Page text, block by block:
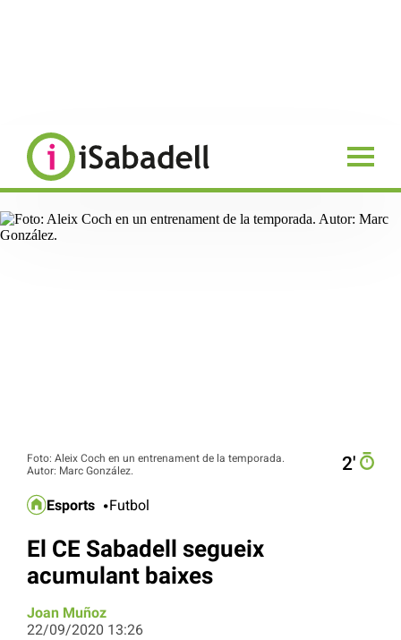
Foto: Aleix Coch en un entrenament de la temporada.
Autor: Marc González.
2′
Esports Futbol
El CE Sabadell segueix
acumulant baixes
Joan Muñoz
22/09/2020 13:26